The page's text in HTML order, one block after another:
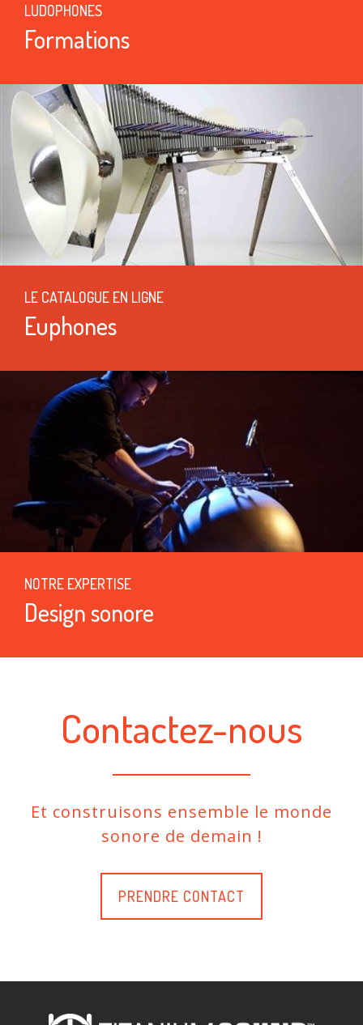
LUDOPHONES
Formations
LE CATALOGUE EN LIGNE
Euphones
NOTRE EXPERTISE
Design sonore
Contactez-nous
Et construisons ensemble le monde
sonore de demain !
PRENDRE CONTACT